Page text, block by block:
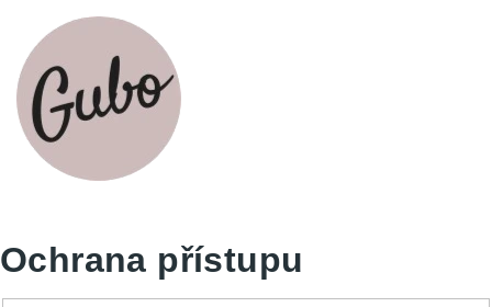
Ochrana přístupu